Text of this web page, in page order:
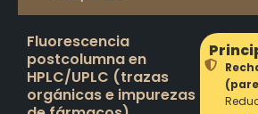
Fluorescencia
postcolumna en
HPLC/UPLC (trazas
orgánicas e impurezas